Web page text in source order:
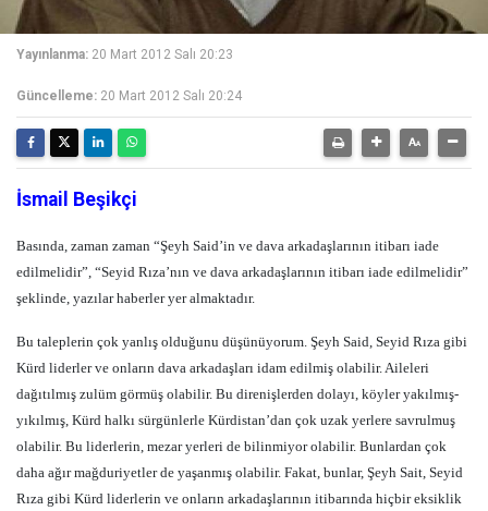
Yayınlanma: 20 Mart 2012 Salı 20:23
Güncelleme: 20 Mart 2012 Salı 20:24
İsmail Beşikçi
Basında, zaman zaman “Şeyh Said’in ve dava arkadaşlarının itibarı iade
edilmelidir”, “Seyid Rıza’nın ve dava arkadaşlarının itibarı iade edilmelidir”
şeklinde, yazılar haberler yer almaktadır.
Bu taleplerin çok yanlış olduğunu düşünüyorum. Şeyh Said, Seyid Rıza gibi
Kürd liderler ve onların dava arkadaşları idam edilmiş olabilir. Aileleri
dağıtılmış zulüm görmüş olabilir. Bu direnişlerden dolayı, köyler yakılmış-
yıkılmış, Kürd halkı sürgünlerle Kürdistan’dan çok uzak yerlere savrulmuş
olabilir. Bu liderlerin, mezar yerleri de bilinmiyor olabilir. Bunlardan çok
daha ağır mağduriyetler de yaşanmış olabilir. Fakat, bunlar, Şeyh Sait, Seyid
Rıza gibi Kürd liderlerin ve onların arkadaşlarının itibarında hiçbir eksiklik